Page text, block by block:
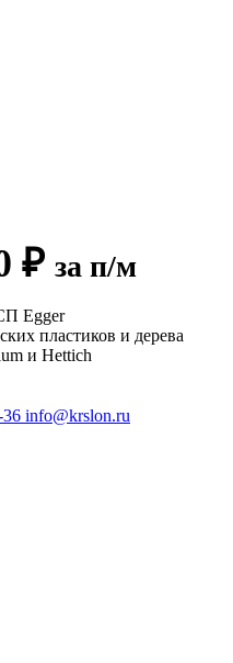
₽ за п/м
Egger
пластиков и дерева
и Hettich
36 info@krslon.ru